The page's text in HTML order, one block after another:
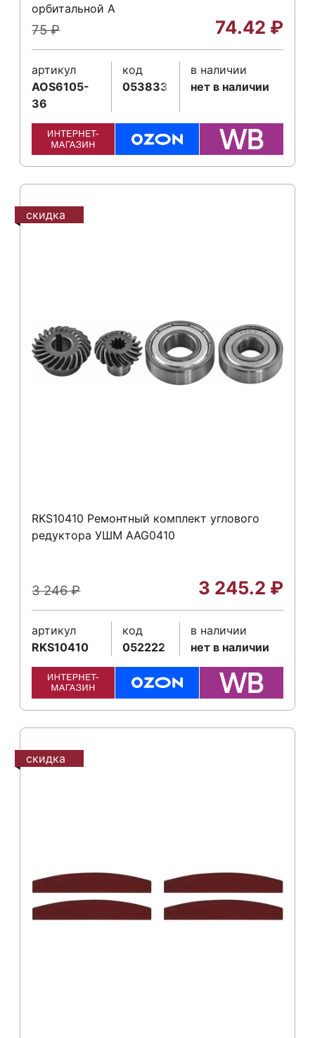
орбитальной A
75₽ 74.42 ₽
артикул
AOS6105-
36
код
053833
в наличии
нет в наличии
скидка
RKS10410 Ремонтный комплект углового
редуктора УШМ AAG0410
3 246₽ 3 245.2 ₽
артикул
RKS10410
код
052222
в наличии
нет в наличии
скидка